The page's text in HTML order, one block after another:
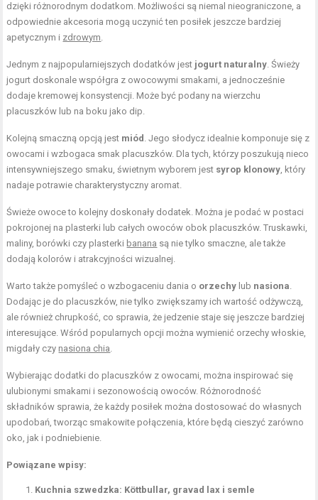
dzięki różnorodnym dodatkom. Możliwości są niemal nieograniczone, a
odpowiednie akcesoria mogą uczynić ten posiłek jeszcze bardziej
apetycznym i zdrowym.
Jednym z najpopularniejszych dodatków jest jogurt naturalny. Świeży
jogurt doskonale współgra z owocowymi smakami, a jednocześnie
dodaje kremowej konsystencji. Może być podany na wierzchu
placuszków lub na boku jako dip.
Kolejną smaczną opcją jest miód . Jego słodycz idealnie komponuje się z
owocami i wzbogaca smak placuszków. Dla tych, którzy poszukują nieco
intensywniejszego smaku, świetnym wyborem jest syrop klonowy, który
nadaje potrawie charakterystyczny aromat.
Świeże owoce to kolejny doskonały dodatek. Można je podać w postaci
pokrojonej na plasterki lub całych owoców obok placuszków. Truskawki,
maliny, borówki czy plasterki banana są nie tylko smaczne, ale także
dodają kolorów i atrakcyjności wizualnej.
Warto także pomyśleć o wzbogaceniu dania o orzechy lub nasiona.
Dodając je do placuszków, nie tylko zwiększamy ich wartość odżywczą,
ale również chrupkość, co sprawia, że jedzenie staje się jeszcze bardziej
interesujące. Wśród popularnych opcji można wymienić orzechy włoskie,
migdały czy nasiona chia.
Wybierając dodatki do placuszków z owocami, można inspirować się
ulubionymi smakami i sezonowością owoców. Różnorodność
składników sprawia, że każdy posiłek można dostosować do własnych
upodobań, tworząc smakowite połączenia, które będą cieszyć zarówno
oko, jak i podniebienie.
Powiązane wpisy:
Kuchnia szwedzka: Köttbullar, gravad lax i semle